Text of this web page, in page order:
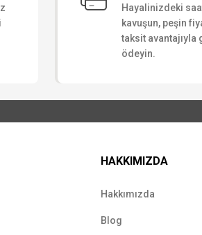
Hayalinizdeki
kavuşun, peşin
taksit avantajıyla
ödeyin.
HAKKIMIZDA
Hakkımızda
Blog